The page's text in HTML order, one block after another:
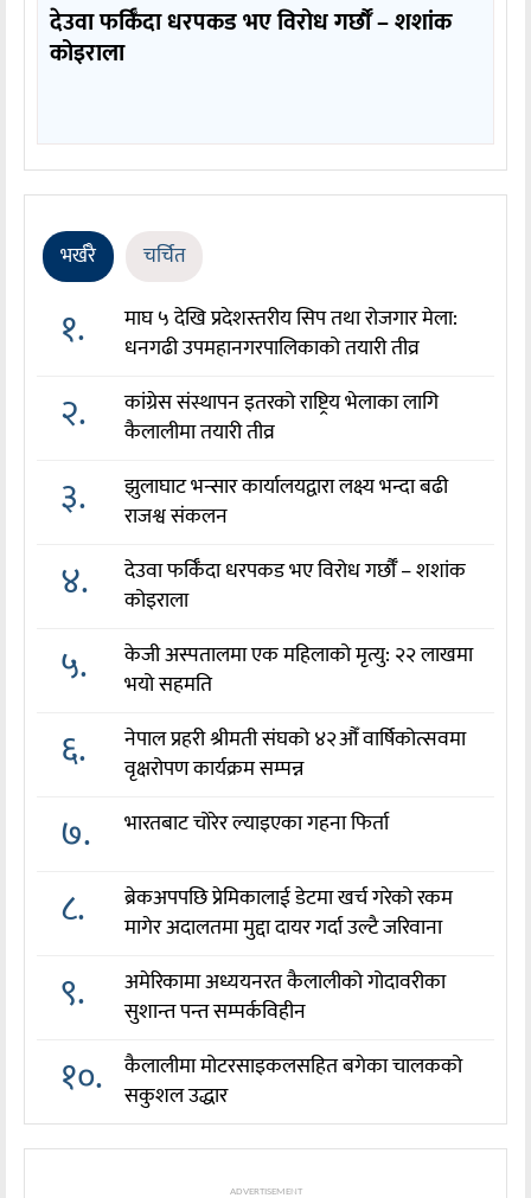
देउवा फर्किँदा धरपकड भए विरोध गर्छौँं – शशांक
कोइराला
भर्खरै चर्चित
१.
माघ ५ देखि प्रदेशस्तरीय सिप तथा रोजगार मेला:
धनगढी उपमहानगरपालिकाको तयारी तीव्र
२.
कांग्रेस संस्थापन इतरको राष्ट्रिय भेलाका लागि
कैलालीमा तयारी तीव्र
३.
झुलाघाट भन्सार कार्यालयद्वारा लक्ष्य भन्दा बढी
राजश्व संकलन
४.
देउवा फर्किँदा धरपकड भए विरोध गर्छौँं – शशांक
कोइराला
५.
केजी अस्पतालमा एक महिलाको मृत्यु: २२ लाखमा
भयो सहमति
६.
नेपाल प्रहरी श्रीमती संघको ४२औँ वार्षिकोत्सवमा
वृक्षरोपण कार्यक्रम सम्पन्न
७. भारतबाट चोरेर ल्याइएका गहना फिर्ता
८.
ब्रेकअपपछि प्रेमिकालाई डेटमा खर्च गरेको रकम
मागेर अदालतमा मुद्दा दायर गर्दा उल्टै जरिवाना
९.
अमेरिकामा अध्ययनरत कैलालीको गोदावरीका
सुशान्त पन्त सम्पर्कविहीन
१०.
कैलालीमा मोटरसाइकलसहित बगेका चालकको
सकुशल उद्धार
ADVERTISEMENT